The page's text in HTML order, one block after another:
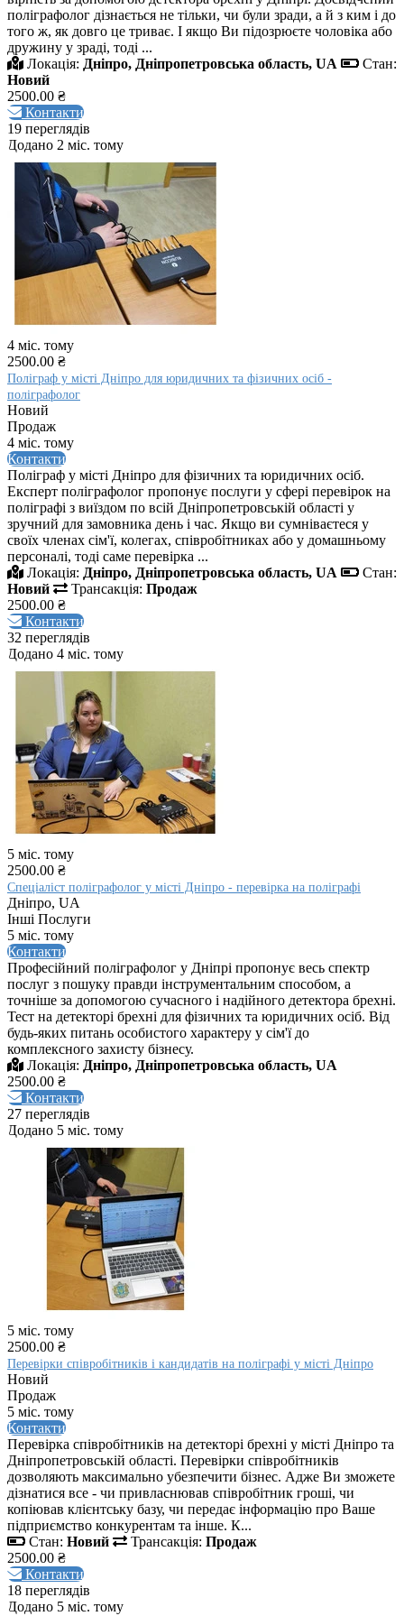
поліграфолог дізнається не тільки, чи були зради, а й з ким і до
того ж, як довго це триває. І якщо Ви підозрюєте чоловіка або
дружину у зраді, тоді ...
Локація: Дніпро, Дніпропетровська область, UA
Стан:
Новий
2500.00 ₴
Контакти
19 переглядів
Додано 2 міс. тому
4 міс. тому
2500.00 ₴
Поліграф у місті Дніпро для юридичних та фізичних осіб -
поліграфолог
Новий
Продаж
4 міс. тому
Контакти
Поліграф у місті Дніпро для фізичних та юридичних осіб.
Експерт поліграфолог пропонує послуги у сфері перевірок на
поліграфі з виїздом по всій Дніпропетровській області у
зручний для замовника день і час. Якщо ви сумніваєтеся у
своїх членах сім'ї, колегах, співробітниках або у домашньому
персоналі, тоді саме перевірка ...
Локація: Дніпро, Дніпропетровська область, UA
Стан:
Новий
Трансакція: Продаж
2500.00 ₴
Контакти
32 переглядів
Додано 4 міс. тому
5 міс. тому
2500.00 ₴
Спеціаліст поліграфолог у місті Дніпро - перевірка на поліграфі
Дніпро, UA
Інші Послуги
5 міс. тому
Контакти
Професійний поліграфолог у Дніпрі пропонує весь спектр
послуг з пошуку правди інструментальним способом, а
точніше за допомогою сучасного і надійного детектора брехні.
Тест на детекторі брехні для фізичних та юридичних осіб. Від
будь-яких питань особистого характеру у сім'ї до
комплексного захисту бізнесу.
Локація: Дніпро, Дніпропетровська область, UA
2500.00 ₴
Контакти
27 переглядів
Додано 5 міс. тому
5 міс. тому
2500.00 ₴
Перевірки співробітників і кандидатів на поліграфі у місті Дніпро
Новий
Продаж
5 міс. тому
Контакти
Перевірка співробітників на детекторі брехні у місті Дніпро та
Дніпропетровській області. Перевірки співробітників
дозволяють максимально убезпечити бізнес. Адже Ви зможете
дізнатися все - чи привласнював співробітник гроші, чи
копіював клієнтську базу, чи передає інформацію про Ваше
підприємство конкурентам та інше. К...
Стан: Новий Трансакція: Продаж
2500.00 ₴
Контакти
18 переглядів
Додано 5 міс. тому